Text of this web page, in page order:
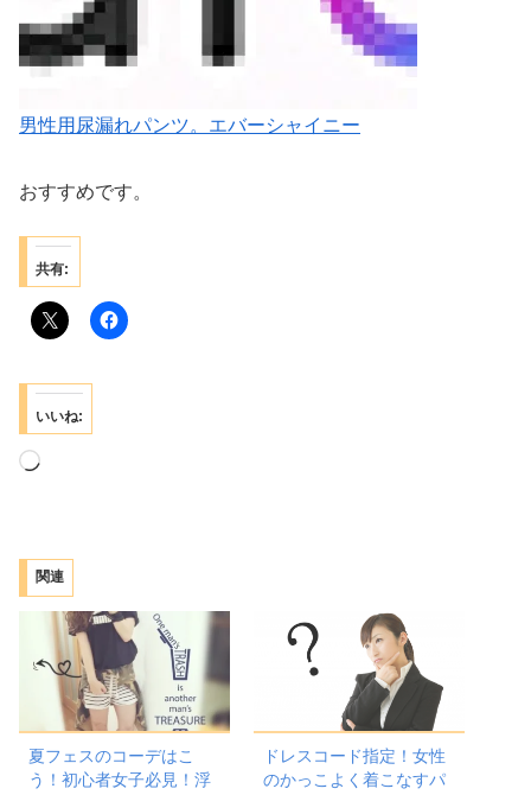
男性用尿漏れパンツ。エバーシャイニー
おすすめです。
共有:
いいね:
読
み
中…
関連
夏フェスのコーデはこ
う！初心者女子必見！浮
ドレスコード指定！女性
のかっこよく着こなすパ